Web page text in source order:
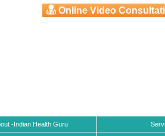
Online Video
-Indian Health Guru